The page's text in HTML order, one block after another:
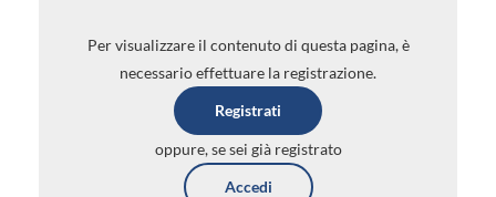
Per visualizzare il contenuto di questa pagina, è
necessario effettuare la registrazione.
Registrati
oppure, se sei già registrato
Accedi